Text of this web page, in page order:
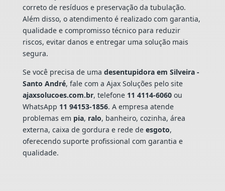
correto de resíduos e preservação da tubulação.
Além disso, o atendimento é realizado com garantia,
qualidade e compromisso técnico para reduzir
riscos, evitar danos e entregar uma solução mais
segura.
Se você precisa de uma desentupidora em Silveira -
Santo André, fale com a Ajax Soluções pelo site
ajaxsolucoes.com.br, telefone 11 4114-6060ou
WhatsApp 11 94153-1856. A empresa atende
problemas em pia, ralo, banheiro, cozinha, área
externa, caixa de gordura e rede de esgoto,
oferecendo suporte profissional com garantia e
qualidade.